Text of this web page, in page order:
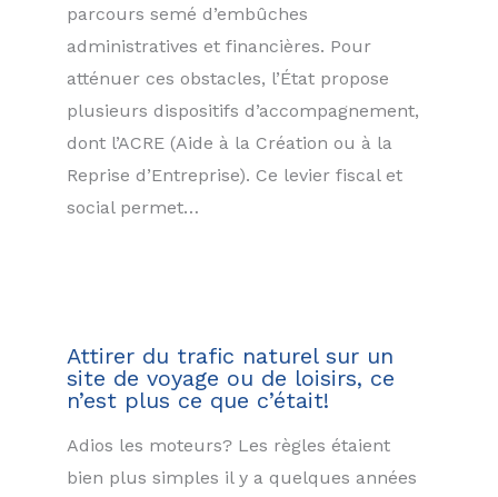
parcours semé d’embûches
administratives et financières. Pour
atténuer ces obstacles, l’État propose
plusieurs dispositifs d’accompagnement,
dont l’ACRE (Aide à la Création ou à la
Reprise d’Entreprise). Ce levier fiscal et
social permet…
Attirer du trafic naturel sur un
site de voyage ou de loisirs, ce
n’est plus ce que c’était!
Adios les moteurs? Les règles étaient
bien plus simples il y a quelques années